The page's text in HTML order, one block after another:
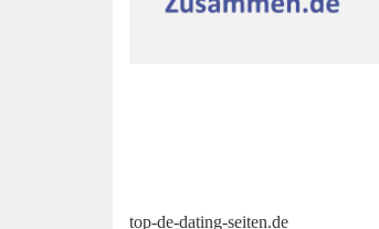
top-de-dating-seiten.de